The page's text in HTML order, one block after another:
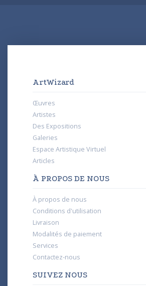
ArtWizard
Œuvres
Artistes
Des Expositions
Galeries
Espace Artistique Virtuel
Articles
À PROPOS DE NOUS
À propos de nous
Conditions d'utilisation
Livraison
Modalités de paiement
Services
Contactez-nous
SUIVEZ NOUS